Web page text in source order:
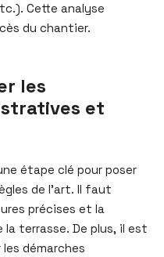
Cette analyse
du chantier.
les
et
étape clé pour poser
de l’art. Il faut
précises et la
la terrasse. De plus, il est
démarches